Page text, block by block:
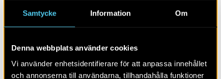
Samtycke Information Om
Denna webbplats använder cookies
Vi använder enhetsidentifierare för att anpassa innehållet
och annonserna till användarna, tillhandahålla funktioner
PUBLIKATION RAPPORTER UPPLAND